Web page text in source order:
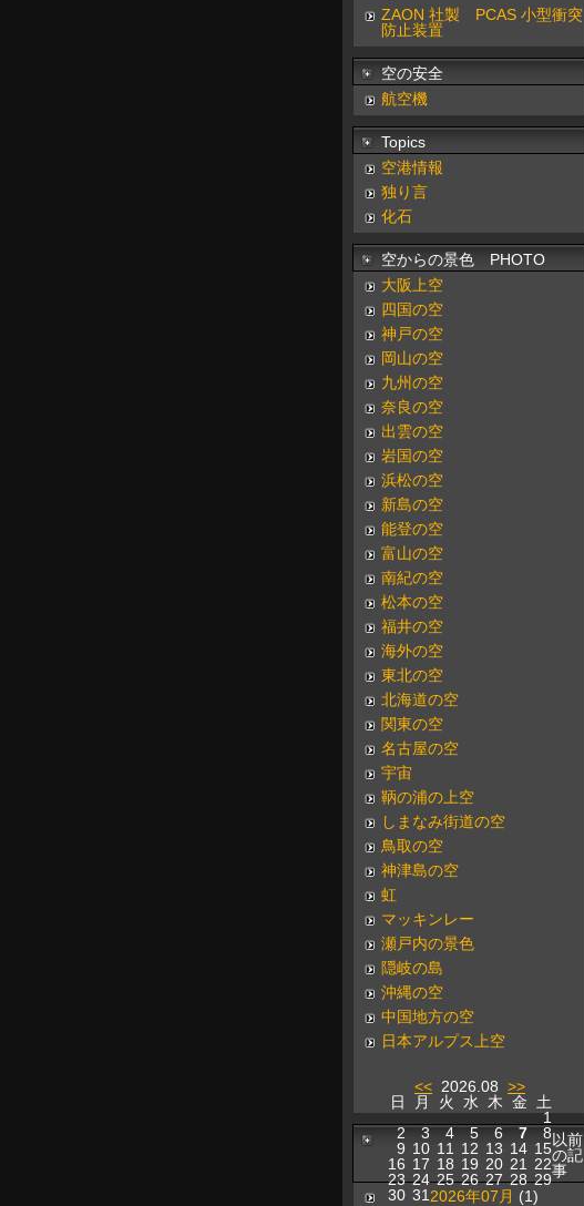
ZAON 社製 PCAS 小型衝突
防止装置
空の安全
航空機
Topics
空港情報
独り言
化石
空からの景色 PHOTO
大阪上空
四国の空
神戸の空
岡山の空
九州の空
奈良の空
出雲の空
岩国の空
浜松の空
新島の空
能登の空
富山の空
南紀の空
松本の空
福井の空
海外の空
東北の空
北海道の空
関東の空
名古屋の空
宇宙
鞆の浦の上空
しまなみ街道の空
鳥取の空
神津島の空
虹
マッキンレー
瀬戸内の景色
隠岐の島
沖縄の空
中国地方の空
日本アルプス上空
<< 2026.08 >>
日
2
9
16
23
30
月
3
10
17
24
31
火
4
11
18
25
水
5
12
19
26
木
6
13
20
27
金
7
14
21
28
土
1
8
15
22
29
以前
の記
事
2026年07月 (1)